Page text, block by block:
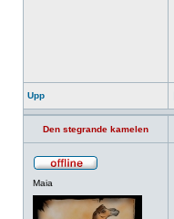
Upp
Den stegrande kamelen
Maia